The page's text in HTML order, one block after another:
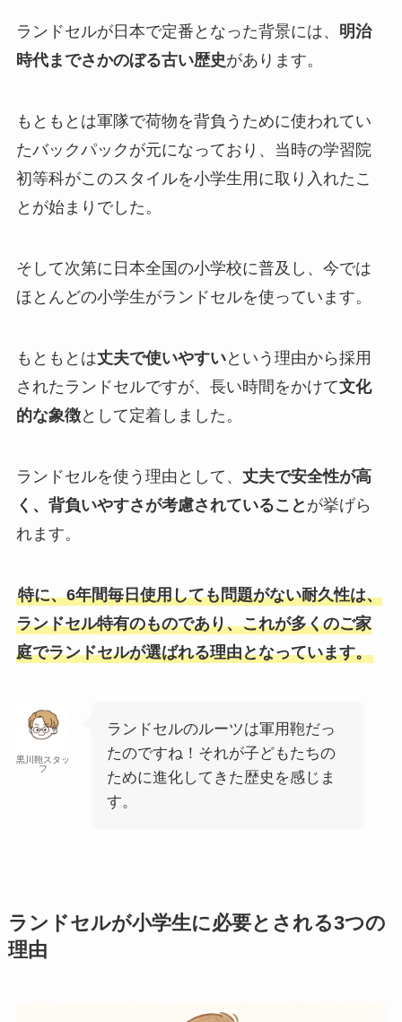
ランドセルが日本で定番となった背景には、 明治
時代までさかのぼる古い歴史があります。
もともとは軍隊で荷物を背負うために使われてい
たバックパックが元になっており、当時の学習院
初等科がこのスタイルを小学生用に取り入れたこ
とが始まりでした。
そして次第に日本全国の小学校に普及し、今では
ほとんどの小学生がランドセルを使っています。
もともとは丈夫で使いやすいという理由から採用
されたランドセルですが、長い時間をかけて文化
的な象徴として定着しました。
ランドセルを使う理由として、 丈夫で安全性が高
く、背負いやすさが考慮されていること が挙げら
れます。
特に、6年間毎日使用しても問題がない耐久性は、
ランドセル特有のものであり、これが多くのご家
庭でランドセルが選ばれる理由となっています。
黒川鞄スタッ
フ
ランドセルのルーツは軍用鞄だっ
たのですね！それが子どもたちの
ために進化してきた歴史を感じま
す。
ランドセルが小学生に必要とされる3つの
理由